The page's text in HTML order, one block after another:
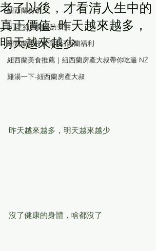
紐西蘭房產
🇳🇿 紐西蘭必訪景點
紐西蘭學校教育&紐西蘭福利
紐西蘭美食推薦｜紐西蘭房產大叔帶你吃遍 NZ
雞湯一下-紐西蘭房產大叔
老了以後，才看清人生中的
真正價值- 昨天越來越多，
明天越來越少
昨天越來越多，明天越來越少
沒了健康的身體，啥都沒了